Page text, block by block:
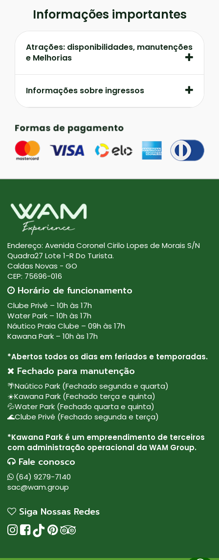
Informações importantes
Atrações: disponibilidades, manutenções
e Melhorias
Informações sobre ingressos
Endereço: Avenida Coronel Cirilo Lopes de Morais S/N
Quadra27 Lote 1-R Do Turista.
Caldas Novas - GO
CEP: 75696-016
Horário de funcionamento
Clube Privé – 10h às 17h
Water Park – 10h às 17h
Náutico Praia Clube – 09h às 17h
Kawana Park – 10h às 17h
*Abertos todos os dias em feriados e temporadas.
Fechado para manutenção
🌴Naútico Park (Fechado segunda e quarta)
⁠☀️Kawana Park (Fechado terça e quinta)
💦Water Park (Fechado quarta e quinta)
⁠🌊Clube Privé (Fechado segunda e terça)
*Kawana Park é um empreendimento de terceiros
com administração operacional da WAM Group.
Fale conosco
(64) 9279-7140
sac@wam.group
Siga Nossas Redes